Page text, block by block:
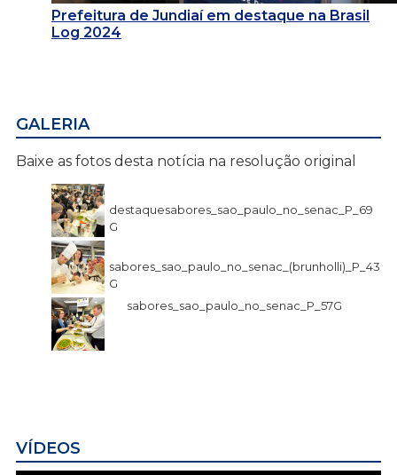
Prefeitura de Jundiaí em destaque na Brasil
Log 2024
GALERIA
Baixe as fotos desta notícia na resolução original
destaquesabores_sao_paulo_no_senac_P_69
G
sabores_sao_paulo_no_senac_(brunholli)_P_43
G
sabores_sao_paulo_no_senac_P_57G
VÍDEOS